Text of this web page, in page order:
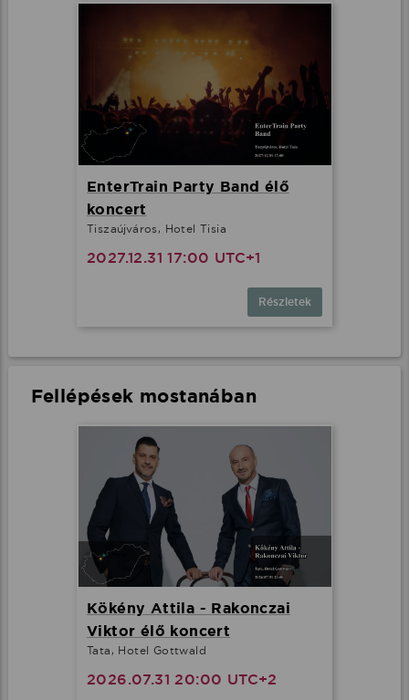
EnterTrain Party Band élő
koncert
Tiszaújváros, Hotel Tisia
2027.12.31 17:00 UTC+1
Részletek
Fellépések mostanában
Kökény Attila - Rakonczai
Viktor élő koncert
Tata, Hotel Gottwald
2026.07.31 20:00 UTC+2